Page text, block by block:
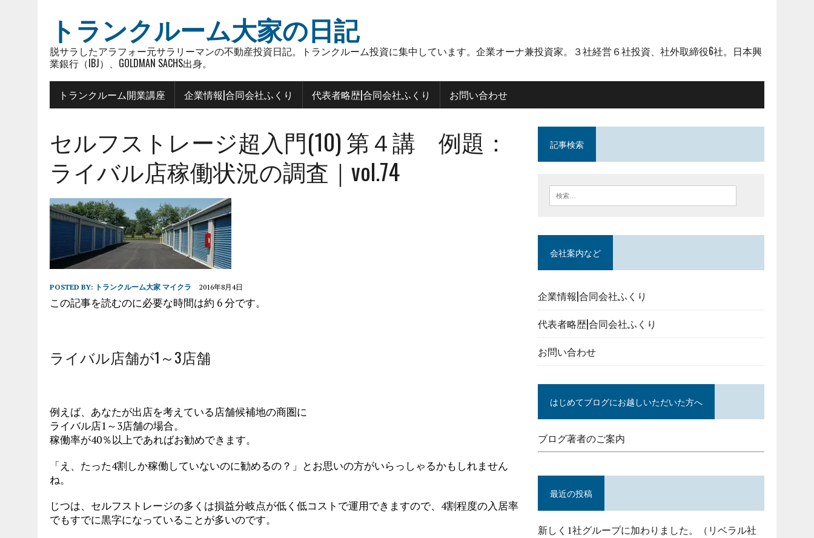
トランクルーム大家の日記
脱サラしたアラフォー元サラリーマンの不動産投資日記。トランクルーム投資に集中しています。企業オーナ兼投資家。３社経営６社投資、社外取締役6社。日本興
業銀行（IBJ）、GOLDMAN SACHS出身。
トランクルーム開業講座 企業情報|合同会社ふくり 代表者略歴|合同会社ふくり お問い合わせ
セルフストレージ超入門(10) 第４講 例題：
ライバル店稼働状況の調査｜vol.74
POSTED BY: トランクルーム大家 マイクラ 2016年8月4日
この記事を読むのに必要な時間は約 6 分です。
ライバル店舗が1～3店舗
例えば、あなたが出店を考えている店舗候補地の商圏に
ライバル店1～3店舗の場合。
稼働率が40％以上であればお勧めできます。
「え、たった4割しか稼働していないのに勧めるの？」とお思いの方がいらっしゃるかもしれません
ね。
じつは、セルフストレージの多くは損益分岐点が低く低コストで運用できますので、4割程度の入居率
でもすでに黒字になっていることが多いのです。
記事検索
会社案内など
企業情報|合同会社ふくり
代表者略歴|合同会社ふくり
お問い合わせ
はじめてブログにお越しいただいた方へ
ブログ著者のご案内
最近の投稿
新しく1社グループに加わりました。（リベラル社